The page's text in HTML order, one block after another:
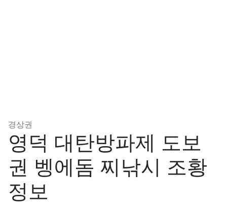
경상권
영덕 대탄방파제 도보
권 벵에돔 찌낚시 조황
정보